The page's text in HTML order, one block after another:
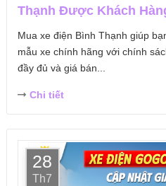
Thạnh Được Khách
Mua xe điện Bình Thạnh giúp
mẫu xe chính hãng với chính
đầy đủ và giá bán...
Chi tiết
28
Th7